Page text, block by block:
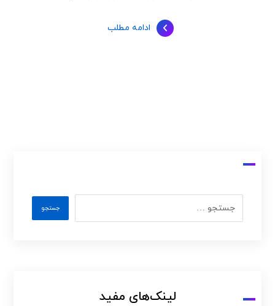
ادامه مطلب
لینک‌های مفید